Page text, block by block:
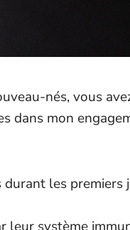
nés, vous
dans mon
les